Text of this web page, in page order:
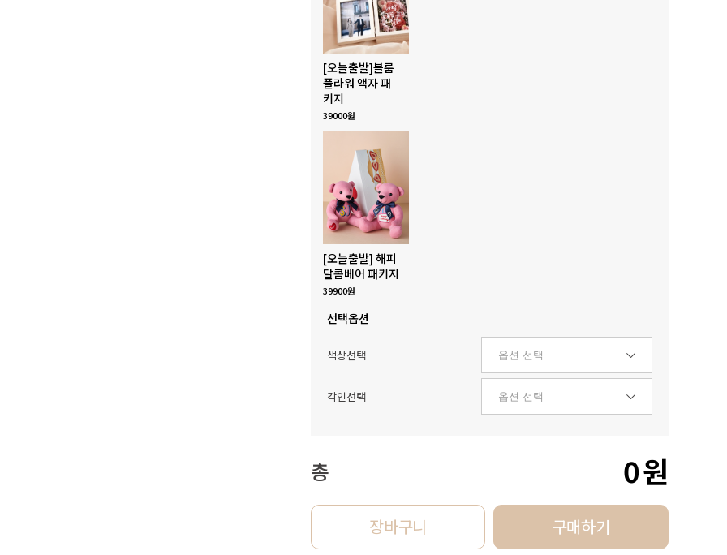
[오늘출발]블룸
플라워 액자 패
키지
39000원
[오늘출발] 해피
달콤베어 패키지
39900원
선택옵션
색상선택
각인선택
총 0원
장바구니 구매하기